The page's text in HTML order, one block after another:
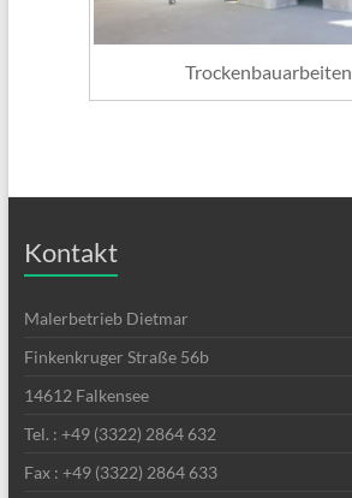
Trockenbauarbeiten
Kontakt
Malerbetrieb Dietmar
Finkenkruger Straße 56b
14612 Falkensee
Tel. : +49 (3322) 2864 632
Fax : +49 (3322) 2864 633